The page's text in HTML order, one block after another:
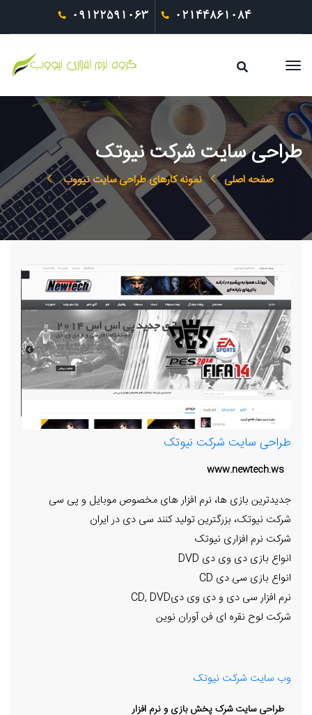
09122591063 02144861084
طراحی سایت شرکت نیوتک
صفحه اصلی نمونه کارهای طراحی سایت نیووب
طراحی سایت شرکت نیوتک
www.newtech.ws
جدیدترین بازی ها، نرم افزار های مخصوص موبایل و پی سی
شرکت نیوتک، بزرگترین تولید کنند سی دی در ایران
شرکت نرم افزاری نیوتک
انواع بازی دی وی دی DVD
انواع بازی سی دی CD
نرم افزار سی دی و دی وی دیCD, DVD
شرکت لوح نقره ای فن آوران نوین
وب سایت شرکت نیوتک
طراحی سایت شرک پخش بازی و نرم افزار